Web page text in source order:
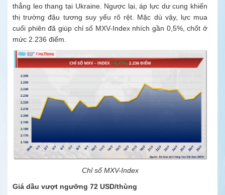
thẳng leo thang tại Ukraine. Ngược lại, áp lực dư cung khiến
thị trường đậu tương suy yếu rõ rệt. Mặc dù vậy, lực mua
cuối phiên đã giúp chỉ số MXV-Index nhích gần 0,5%, chốt ở
mức 2.236 điểm.
Chỉ số MXV-Index
Giá dầu vượt ngưỡng 72 USD/thùng